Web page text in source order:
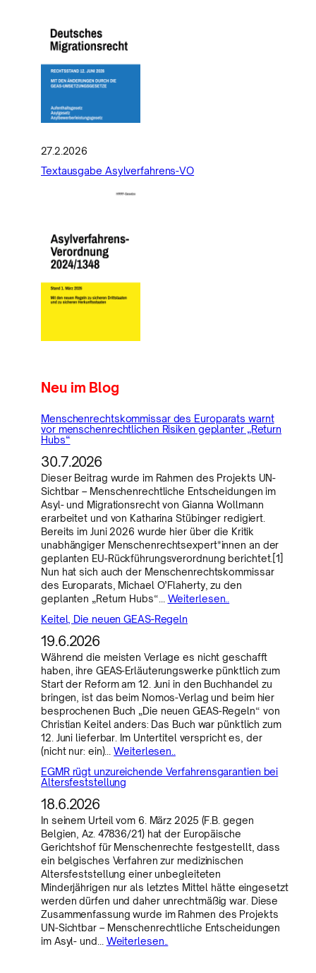
27.2.2026
Textausgabe Asylverfahrens-VO
Neu im Blog
Menschenrechtskommissar des Europarats warnt
vor menschenrechtlichen Risiken geplanter „Return
Hubs“
30.7.2026
Dieser Beitrag wurde im Rahmen des Projekts UN-
Sichtbar – Menschenrechtliche Entscheidungen im
Asyl- und Migrationsrecht von Gianna Wollmann
erarbeitet und von Katharina Stübinger redigiert.
Bereits im Juni 2026 wurde hier über die Kritik
unabhängiger Menschenrechtsexpert*innen an der
geplanten EU-Rückführungsverordnung berichtet.[1]
Nun hat sich auch der Menschenrechtskommissar
des Europarats, Michael O’Flaherty, zu den
geplanten „Return Hubs“… Weiterlesen..
Keitel, Die neuen GEAS-Regeln
19.6.2026
Während die meisten Verlage es nicht geschafft
haben, ihre GEAS-Erläuterungswerke pünktlich zum
Start der Reform am 12. Juni in den Buchhandel zu
bringen, ist das beim Nomos-Verlag und beim hier
besprochenen Buch „Die neuen GEAS-Regeln“ von
Christian Keitel anders: Das Buch war pünktlich zum
12. Juni lieferbar. Im Untertitel verspricht es, der
(nicht nur: ein)…Weiterlesen..
EGMR rügt unzureichende Verfahrensgarantien bei
Altersfeststellung
18.6.2026
In seinem Urteil vom 6. März 2025 (F.B. gegen
Belgien, Az. 47836/21) hat der Europäische
Gerichtshof für Menschenrechte festgestellt, dass
ein belgisches Verfahren zur medizinischen
Altersfeststellung einer unbegleiteten
Minderjährigen nur als letztes Mittel hätte eingesetzt
werden dürfen und daher unrechtmäßig war. Diese
Zusammenfassung wurde im Rahmen des Projekts
UN-Sichtbar – Menschenrechtliche Entscheidungen
im Asyl- und… Weiterlesen..